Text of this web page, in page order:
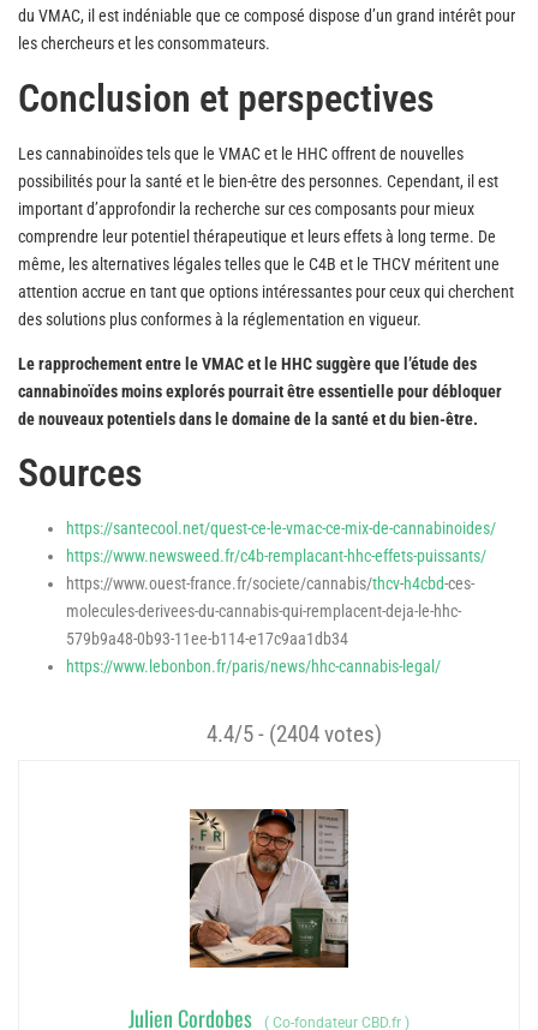
du VMAC, il est indéniable que ce composé dispose d’un grand intérêt pour
les chercheurs et les consommateurs.
Conclusion et perspectives
Les cannabinoïdes tels que le VMAC et le HHC offrent de nouvelles
possibilités pour la santé et le bien-être des personnes. Cependant, il est
important d’approfondir la recherche sur ces composants pour mieux
comprendre leur potentiel thérapeutique et leurs effets à long terme. De
même, les alternatives légales telles que le C4B et le THCV méritent une
attention accrue en tant que options intéressantes pour ceux qui cherchent
des solutions plus conformes à la réglementation en vigueur.
Le rapprochement entre le VMAC et le HHC suggère que l’étude des
cannabinoïdes moins explorés pourrait être essentielle pour débloquer
de nouveaux potentiels dans le domaine de la santé et du bien-être.
Sources
https://santecool.net/quest-ce-le-vmac-ce-mix-de-cannabinoides/
https://www.newsweed.fr/c4b-remplacant-hhc-effets-puissants/
https://www.ouest-france.fr/societe/cannabis/thcv-h4cbd-ces-
molecules-derivees-du-cannabis-qui-remplacent-deja-le-hhc-
579b9a48-0b93-11ee-b114-e17c9aa1db34
https://www.lebonbon.fr/paris/news/hhc-cannabis-legal/
4.4/5 - (2404 votes)
Julien Cordobes ( Co-fondateur CBD.fr )